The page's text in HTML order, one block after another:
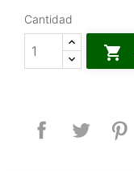
Cantidad

CompartirTuitear